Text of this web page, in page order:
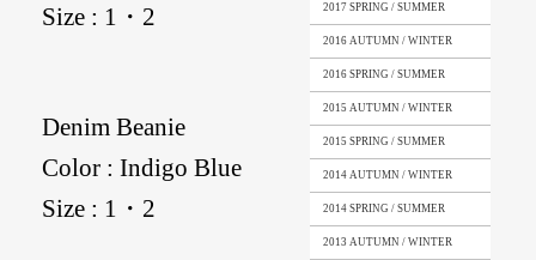
2017 SPRING / SUMMER
2016 AUTUMN / WINTER
2016 SPRING / SUMMER
2015 AUTUMN / WINTER
2015 SPRING / SUMMER
2014 AUTUMN / WINTER
2014 SPRING / SUMMER
2013 AUTUMN / WINTER
Size : 1・2
Denim Beanie
Color : Indigo Blue
Size : 1・2